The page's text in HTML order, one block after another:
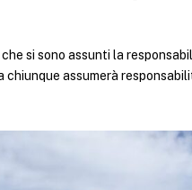
si sono assunti la
assumerà